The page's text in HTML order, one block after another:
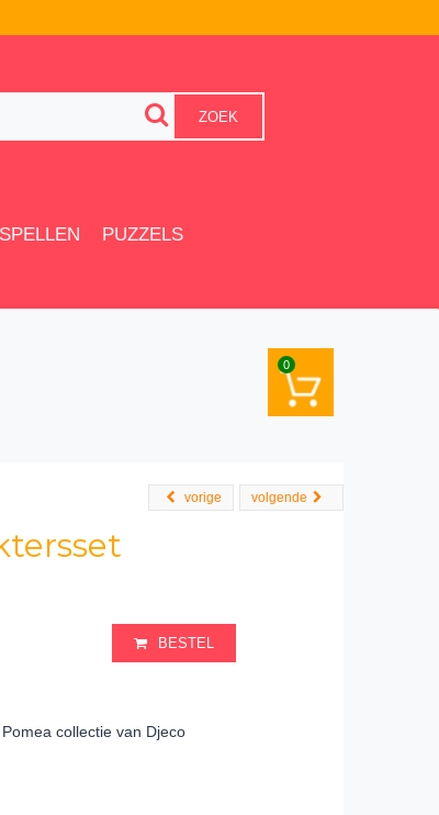
ZOEK
SPELLEN PUZZELS
0
volgende
vorige
BESTEL
collectie van Djeco